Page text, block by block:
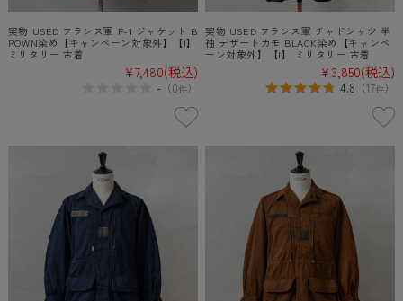
実物 USED フランス軍 F-1 ジャケット B
ROWN染め【キャンペーン対象外】【I】
ミリタリー 古着
¥7,480(税込)
-（0件）
実物 USED フランス軍 チャドシャツ 半
袖 デザートカモ BLACK染め【キャンペ
ーン対象外】【I】 ミリタリー 古着
¥3,850(税込)
4.8 （17件）